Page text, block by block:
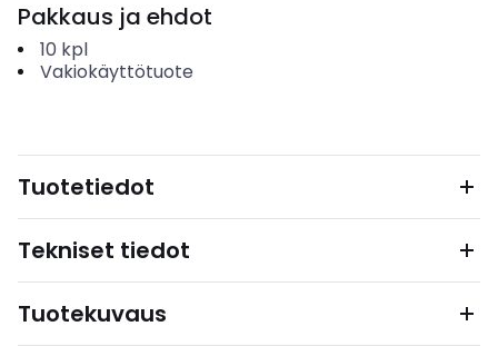
Pakkaus ja ehdot
10 kpl
Vakiokäyttötuote
Tuotetiedot
Tekniset tiedot
Tuotekuvaus